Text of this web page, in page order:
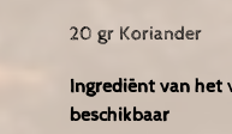
20 gr Koriander
Ingrediënt van het
beschikbaar